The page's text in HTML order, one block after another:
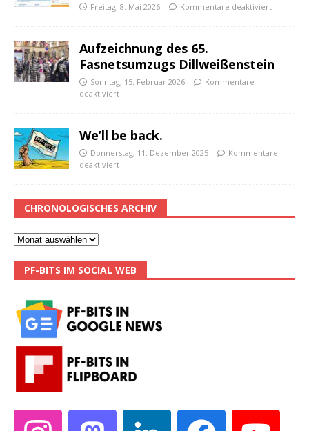
Freitag, 8. Mai 2026 Kommentare deaktiviert
Aufzeichnung des 65.
Fasnetsumzugs Dillweißenstein
Sonntag, 15. Februar 2026
Kommentare
deaktiviert
We’ll be back.
Donnerstag, 11. Dezember 2025
Kommentare
deaktiviert
CHRONOLOGISCHES ARCHIV
PF-BITS IM SOCIAL WEB